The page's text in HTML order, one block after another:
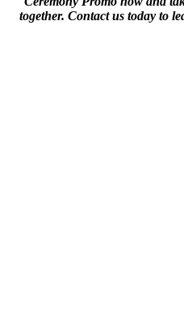
together. Contact us today to